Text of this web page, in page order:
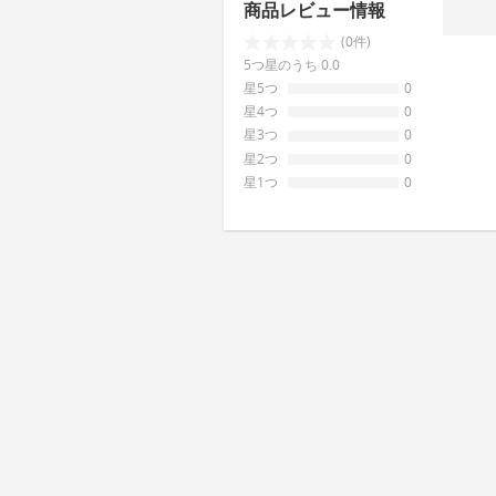
商品レビュー情報
(0件)
5つ星のうち 0.0
星5つ
0
星4つ
0
星3つ
0
星2つ
0
星1つ
0